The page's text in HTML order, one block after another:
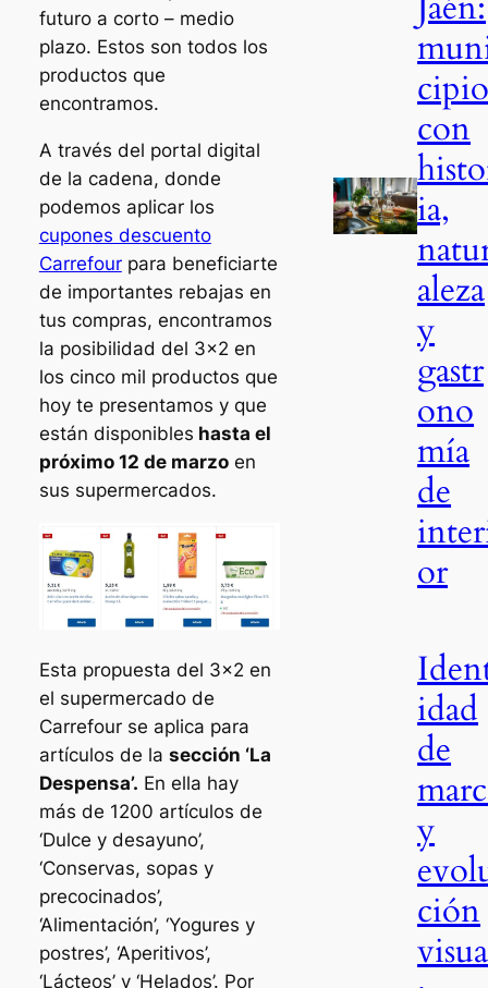
futuro a corto – medio
plazo. Estos son todos los
productos que
encontramos.
A través del portal digital
de la cadena, donde
podemos aplicar los
cupones descuento
Carrefourpara beneficiarte
de importantes rebajas en
tus compras, encontramos
la posibilidad del 3×2 en
los cinco mil productos que
hoy te presentamos y que
están disponibles hasta el
próximo 12 de marzoen
sus supermercados.
Esta propuesta del 3×2 en
el supermercado de
Carrefour se aplica para
artículos de la sección ‘La
Despensa’. En ella hay
más de 1200 artículos de
‘Dulce y desayuno’,
‘Conservas, sopas y
precocinados’,
‘Alimentación’, ‘Yogures y
postres’, ‘Aperitivos’,
‘Lácteos’ y ‘Helados’. Por
con
ia,
aleza
y
gastr
ono
mía
de
or
idad
de
y
ción